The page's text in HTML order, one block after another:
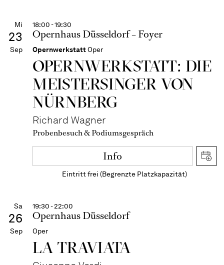
Mi
23
Sep
18:00 - 19:30
Opernhaus Düsseldorf – Foyer
OpernwerkstattOper
OPERN­WERKSTATT: DIE
MEISTER­SINGER VON
NÜRNBERG
Richard Wagner
Probenbesuch & Podiumsgespräch
Info
Eintritt frei (Begrenzte Platzkapazität)
Sa
26
Sep
19:30 - 22:00
Opernhaus Düsseldorf
Oper
LA TRAVI­ATA